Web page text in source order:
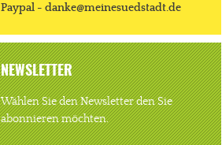
Paypal - danke@meinesuedstadt.de
NEWSLETTER
Wählen Sie den Newsletter den Sie
abonnieren möchten.